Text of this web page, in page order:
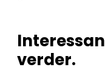
verder.